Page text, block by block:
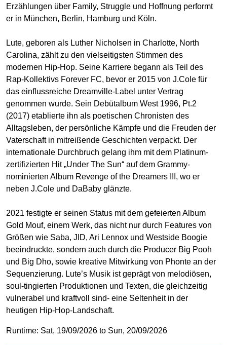
Erzählungen über Family, Struggle und Hoffnung performt
er in München, Berlin, Hamburg und Köln.
Lute, geboren als Luther Nicholsen in Charlotte, North
Carolina, zählt zu den vielseitigsten Stimmen des
modernen Hip-Hop. Seine Karriere begann als Teil des
Rap-Kollektivs Forever FC, bevor er 2015 von J.Cole für
das einflussreiche Dreamville-Label unter Vertrag
genommen wurde. Sein Debütalbum West 1996, Pt.2
(2017) etablierte ihn als poetischen Chronisten des
Alltagsleben, der persönliche Kämpfe und die Freuden der
Vaterschaft in mitreißende Geschichten verpackt. Der
internationale Durchbruch gelang ihm mit dem Platinum-
zertifizierten Hit „Under The Sun“ auf dem Grammy-
nominierten Album Revenge of the Dreamers III, wo er
neben J.Cole und DaBaby glänzte.
2021 festigte er seinen Status mit dem gefeierten Album
Gold Mouf, einem Werk, das nicht nur durch Features von
Größen wie Saba, JID, Ari Lennox und Westside Boogie
beeindruckte, sondern auch durch die Producer Big Pooh
und Big Dho, sowie kreative Mitwirkung von Phonte an der
Sequenzierung. Lute’s Musik ist geprägt von melodiösen,
soul-tingierten Produktionen und Texten, die gleichzeitig
vulnerabel und kraftvoll sind- eine Seltenheit in der
heutigen Hip-Hop-Landschaft.
Runtime: Sat, 19/09/2026 to Sun, 20/09/2026